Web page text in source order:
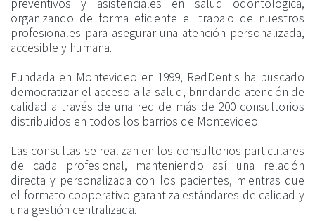
preventivos y asistenciales en salud odontológica,
organizando de forma eficiente el trabajo de nuestros
profesionales para asegurar una atención personalizada,
accesible y humana.
Fundada en Montevideo en 1999, RedDentis ha buscado
democratizar el acceso a la salud, brindando atención de
calidad a través de una red de más de 200 consultorios
distribuidos en todos los barrios de Montevideo.
Las consultas se realizan en los consultorios particulares
de cada profesional, manteniendo así una relación
directa y personalizada con los pacientes, mientras que
el formato cooperativo garantiza estándares de calidad y
una gestión centralizada.